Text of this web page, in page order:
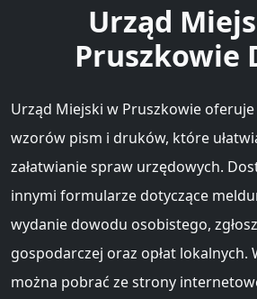
Urząd
Pruszkowie
Urząd Miejski w Pruszkowie
wzorów pism i druków, które
załatwianie spraw urzędowych.
innymi formularze dotyczące
wydanie dowodu osobistego,
gospodarczej oraz opłat lokalnych.
można pobrać ze strony